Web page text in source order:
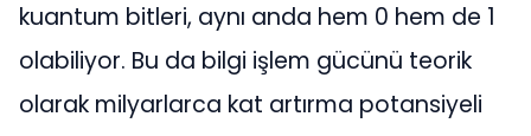
kuantum bitleri, aynı anda hem 0 hem de 1
olabiliyor. Bu da bilgi işlem gücünü teorik
olarak milyarlarca kat artırma potansiyeli